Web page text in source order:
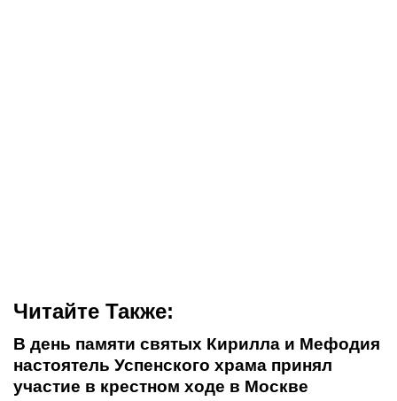
Читайте Также:
В день памяти святых Кирилла и Мефодия
настоятель Успенского храма принял
участие в крестном ходе в Москве